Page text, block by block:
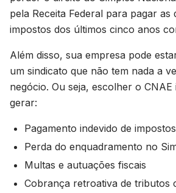
pela Receita Federal para pagar as
impostos dos últimos cinco anos
Além disso, sua empresa pode
um sindicato que não tem nada a
negócio. Ou seja, escolher o
gerar:
Pagamento indevido de impostos
Perda do enquadramento no
Multas e autuações fiscais
Cobrança retroativa de tributos